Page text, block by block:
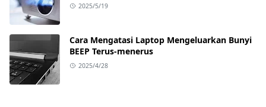
2025/5/19
Cara Mengatasi Laptop Mengeluarkan Bunyi
BEEP Terus-menerus
2025/4/28